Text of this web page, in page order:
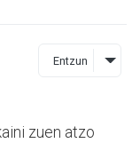
Entzun
zuen atzo